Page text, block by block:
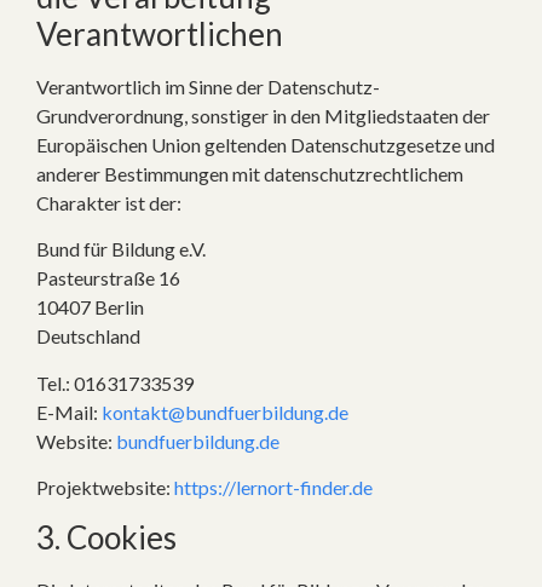
Verantwortlichen
Verantwortlich im Sinne der Datenschutz-
Grundverordnung, sonstiger in den Mitgliedstaaten der
Europäischen Union geltenden Datenschutzgesetze und
anderer Bestimmungen mit datenschutzrechtlichem
Charakter ist der:
Bund für Bildung e.V.
Pasteurstraße 16
10407 Berlin
Deutschland
Tel.: 01631733539
E-Mail: kontakt@bundfuerbildung.de
Website: bundfuerbildung.de
Projektwebsite: https://lernort-finder.de
3. Cookies